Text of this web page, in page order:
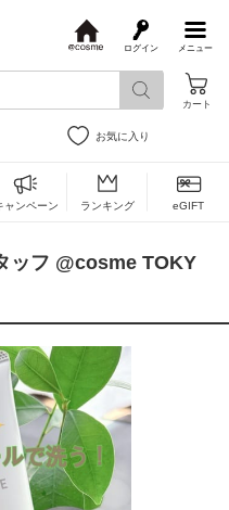
メニュー
ログイン
s
カート
お気に入り
ャンペーン ランキング eGIFT
ッフ @cosme TOKY